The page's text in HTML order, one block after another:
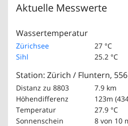
Aktuelle Messwerte
Wassertemperatur
Zürichsee
27 °C
Sihl
25.2 °C
Station: Zürich / Fluntern,
Distanz zu 8803
7.9 km
Höhendifferenz
123m
Temperatur
27.9 °C
Sonnenschein
8 von 10